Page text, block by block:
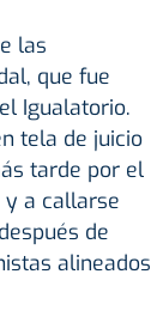
las
que fue
Igualatorio.
tela de juicio
tarde por el
a callarse
de
alineados